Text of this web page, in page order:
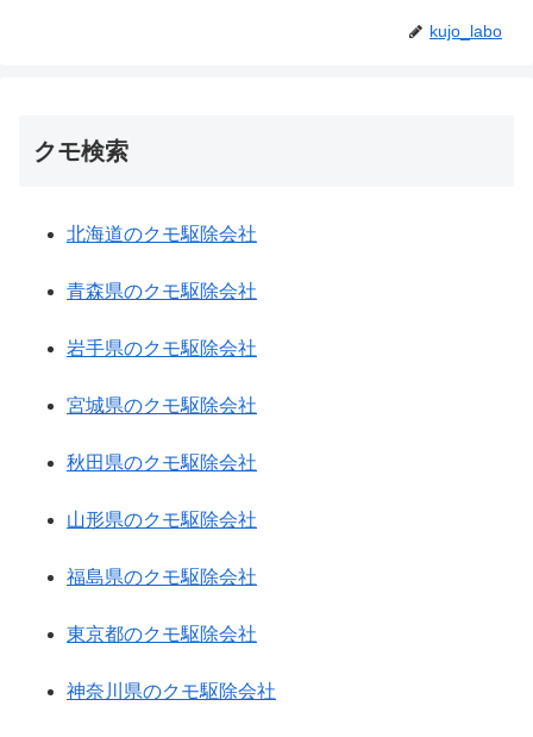
kujo_labo
クモ検索
北海道のクモ駆除会社
青森県のクモ駆除会社
岩手県のクモ駆除会社
宮城県のクモ駆除会社
秋田県のクモ駆除会社
山形県のクモ駆除会社
福島県のクモ駆除会社
東京都のクモ駆除会社
神奈川県のクモ駆除会社